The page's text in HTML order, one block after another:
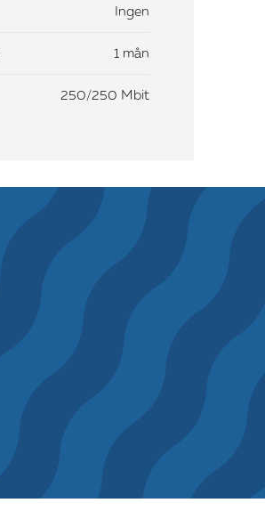
Ingen
1 mån
250/250 Mbit